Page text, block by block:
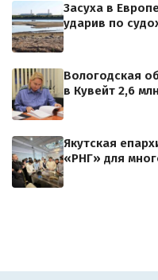
Засуха в
ударив по
Вологодская
в Кувейт 2,6
Якутская
«РНГ» для